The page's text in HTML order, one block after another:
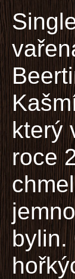
který
roce
bylin.